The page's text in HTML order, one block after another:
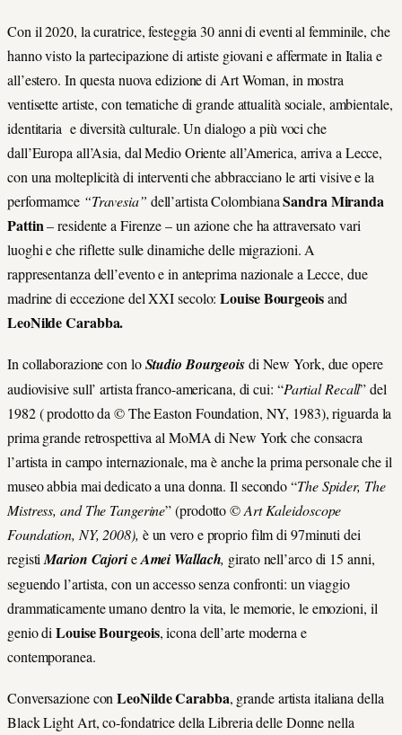
Con il 2020, la curatrice, festeggia 30 anni di eventi al femminile, che
hanno visto la partecipazione di artiste giovani e affermate in Italia e
all’estero. In questa nuova edizione di Art Woman, in mostra
ventisette artiste, con tematiche di grande attualità sociale, ambientale,
identitaria e diversità culturale. Un dialogo a più voci che
dall’Europa all’Asia, dal Medio Oriente all’America, arriva a Lecce,
con una molteplicità di interventi che abbracciano le arti visive e la
performamce “Travesia” dell’artista ColombianaSandra Miranda
Pattin– residente a Firenze – un azione che ha attraversato vari
luoghi e che riflette sulle dinamiche delle migrazioni. A
rappresentanza dell’evento e in anteprima nazionale a Lecce, due
madrine di eccezione del XXI secolo:Louise Bourgeoisand
LeoNilde Carabba.
In collaborazione con loStudio Bourgeoisdi New York, due opere
audiovisive sull’ artista franco-americana, di cui: “Partial Recall” del
1982 ( prodotto da © The Easton Foundation, NY, 1983), riguarda la
prima grande retrospettiva al MoMA di New York che consacra
l’artista in campo internazionale, ma è anche la prima personale che il
museo abbia mai dedicato a una donna. Il secondo “The Spider, The
Mistress, and The Tangerine” (prodotto ©Art Kaleidoscope
Foundation, NY, 2008), è un vero e proprio film di 97minuti dei
registiMarion CajorieAmei Wallach, girato nell’arco di 15 anni,
seguendo l’artista, con un accesso senza confronti: un viaggio
drammaticamente umano dentro la vita, le memorie, le emozioni, il
genio diLouise Bourgeois, icona dell’arte moderna e
contemporanea.
Conversazione conLeoNilde Carabba, grande artista italiana della
Black Light Art, co-fondatrice della Libreria delle Donne nella